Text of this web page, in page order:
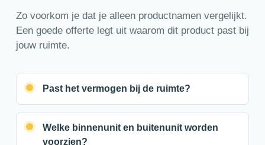
Zo voorkom je dat je alleen productnamen vergelijkt.
Een goede offerte legt uit waarom dit product past bij
jouw ruimte.
Past het vermogen bij de ruimte?
Welke binnenunit en buitenunit worden
voorzien?